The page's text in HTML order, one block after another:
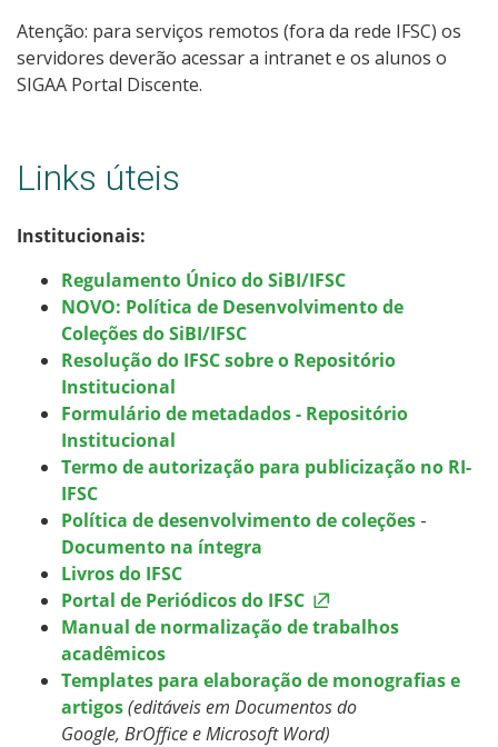
Atenção: para serviços remotos (fora da rede IFSC) os
servidores deverão acessar a intranet e os alunos o
SIGAA Portal Discente.
Links úteis
Institucionais:
Regulamento Único do SiBI/IFSC
NOVO: Política de Desenvolvimento de
Coleções do SiBI/IFSC
Resolução do IFSC sobre o Repositório
Institucional
Formulário de metadados - Repositório
Institucional
Termo de autorização para publicização no RI-
IFSC
Política de desenvolvimento de coleções -
Documento na íntegra
Livros do IFSC
Portal de Periódicos do IFSC
Manual de normalização de trabalhos
acadêmicos
Templates para elaboração de monografias e
artigos(editáveis em Documentos do
Google, BrOffice e Microsoft Word)